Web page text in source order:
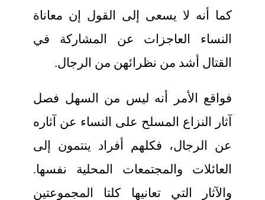
كما أنه لا يسعى إلى القول إن معاناة
النساء العاجزات عن المشاركة في
القتال أشد من نظرائهن من الرجال.
فواقع الأمر أنه ليس من السهل فصل
آثار النزاع المسلح على النساء عن آثاره
عن الرجال، فكلهم أفراد ينتمون إلى
العائلات والمجتمعات المحلية نفسها.
والآثار التي تعانيها كلتا المجموعتين